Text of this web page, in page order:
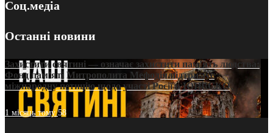
Соц.медіа
Останні новини
Захистити святині — означає захистити пам’ять людства:
Фонд пам’яті Митрополита Мефодія підтримує
міжнародну петицію щодо участі Росії в ЮНЕСКО
1 місяць тому58